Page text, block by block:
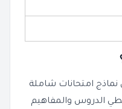
امتحانات شاملة
الدروس والمفاهيم